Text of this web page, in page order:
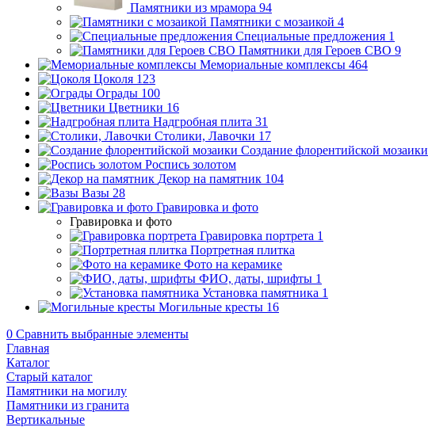
Памятники из мрамора 94
Памятники с мозаикой 4
Специальные предложения 1
Памятники для Героев СВО 9
Мемориальные комплексы 464
Цоколя 123
Ограды 100
Цветники 16
Надгробная плита 31
Столики, Лавочки 17
Создание флорентийской мозаики
Роспись золотом
Декор на памятник 104
Вазы 28
Гравировка и фото
Гравировка и фото
Гравировка портрета 1
Портретная плитка
Фото на керамике
ФИО, даты, шрифты 1
Установка памятника 1
Могильные кресты 16
0 Сравнить выбранные элементы
Главная
Каталог
Старый каталог
Памятники на могилу
Памятники из гранита
Вертикальные